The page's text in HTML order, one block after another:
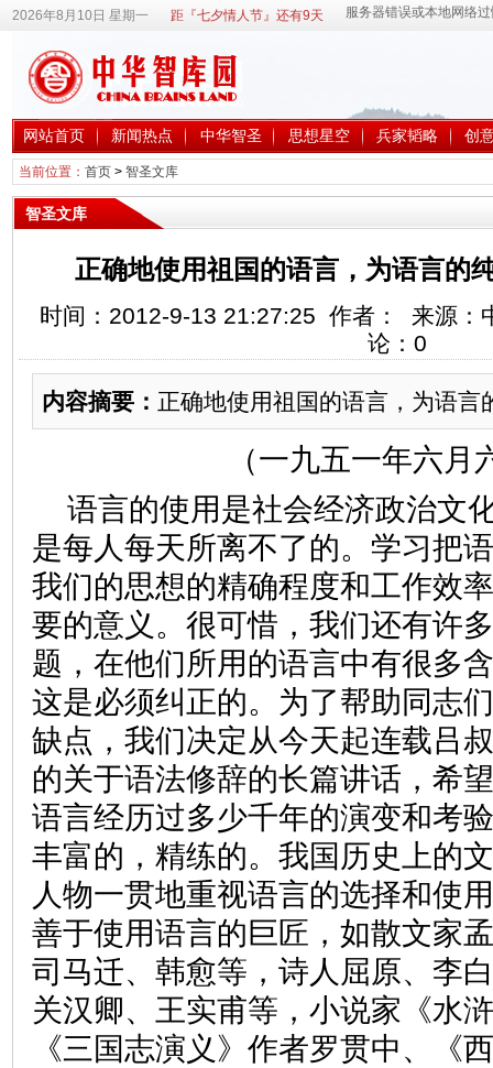
2026年8月10日 星期一 距『七夕情人节』还有9天
网站首页 新闻热点 中华智圣 思想星空 兵家韬略 创
当前位置： 首页> 智圣文库
智圣文库
正确地使用祖国的语言，为语言的
时间：2012-9-13 21:27:25 作者： 来源：
论： 0
内容摘要： 正确地使用祖国的语言，为语言
（一九五一年六月
语言的使用是社会经济政治文
是每人每天所离不了的。学习把
我们的思想的精确程度和工作效
要的意义。很可惜，我们还有许
题，在他们所用的语言中有很多
这是必须纠正的。为了帮助同志
缺点，我们决定从今天起连载吕
的关于语法修辞的长篇讲话，希
语言经历过多少千年的演变和考
丰富的，精练的。我国历史上的
人物一贯地重视语言的选择和使
善于使用语言的巨匠，如散文家
司马迁、韩愈等，诗人屈原、李
关汉卿、王实甫等，小说家《水
《三国志演义》作者罗贯中、《